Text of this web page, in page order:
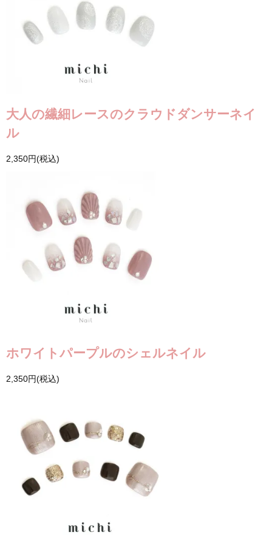
大人の繊細レースのクラウドダンサーネイ
ル
2,350円(税込)
ホワイトパープルのシェルネイル
2,350円(税込)